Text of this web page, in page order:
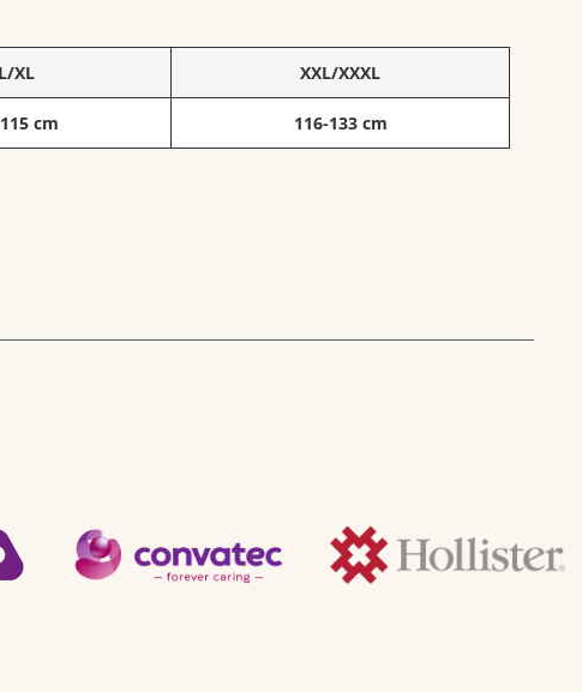
L/XL XXL/XXXL
cm 116-133 cm